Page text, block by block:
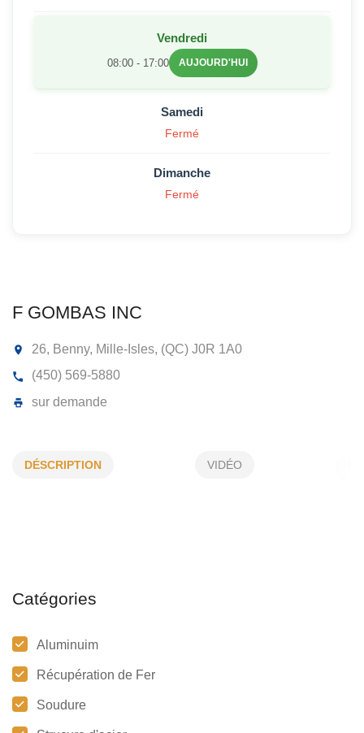
26, Benny, Mille-Isles, (QC) J0R 1A0
DÉSCRIPTION VIDÉO
Catégories
Aluminuim
Récupération de Fer
Soudure
Vendredi
08:00 - 17:00 AUJOURD'HUI
Samedi
Fermé
Dimanche
Fermé